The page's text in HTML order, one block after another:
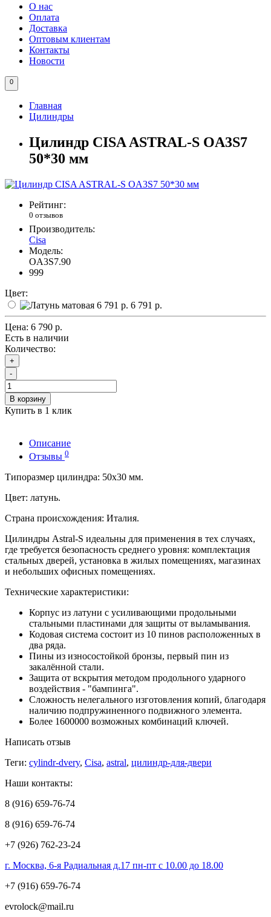
О нас
Оплата
Доставка
Оптовым клиентам
Контакты
Новости
0
Главная
Цилиндры
Цилиндр CISA ASTRAL-S OA3S7
50*30 мм
Рейтинг:
0 отзывов
Производитель:
Cisa
Модель:
OA3S7.90
999
Цвет:
6 791 р.
Цена: 6 790 р.
Есть в наличии
Количество:
+
-
В корзину
Купить в 1 клик
Описание
Отзывы 0
Типоразмер цилиндра: 50х30 мм.
Цвет: латунь.
Страна происхождения: Италия.
Цилиндры Astral-S идеальны для применения в тех случаях,
где требуется безопасность среднего уровня: комплектация
стальных дверей, установка в жилых помещениях, магазинах
и небольших офисных помещениях.
Технические характеристики:
Корпус из латуни с усиливающими продольными
стальными пластинами для защиты от выламывания.
Кодовая система состоит из 10 пинов расположенных в
два ряда.
Пины из износостойкой бронзы, первый пин из
закалённой стали.
Защита от вскрытия методом продольного ударного
воздействия - "бампинга".
Сложность нелегального изготовления копий, благодаря
наличию подпружиненного подвижного элемента.
Более 1600000 возможных комбинаций ключей.
Написать отзыв
Теги: cylindr-dvery, Cisa, astral, цилиндр-для-двери
Наши контакты:
8 (916) 659-76-74
8 (916) 659-76-74
+7 (926) 762-23-24
г. Москва, 6-я Радиальная д.17 пн-пт с 10.00 до 18.00
+7 (916) 659-76-74
evrolock@mail.ru